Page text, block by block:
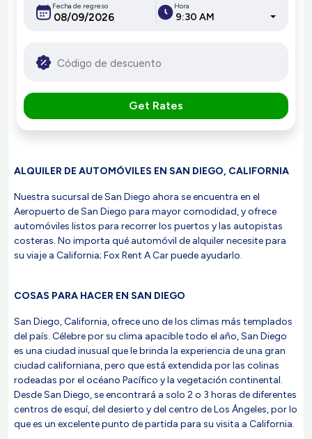
Fecha de regreso Hora
9:30 AM
Get Rates
ALQUILER DE AUTOMÓVILES EN SAN DIEGO, CALIFORNIA
Nuestra sucursal de San Diego ahora se encuentra en el
Aeropuerto de San Diego para mayor comodidad, y ofrece
automóviles listos para recorrer los puertos y las autopistas
costeras. No importa qué automóvil de alquiler necesite para
su viaje a California; Fox Rent A Car puede ayudarlo.
COSAS PARA HACER EN SAN DIEGO
San Diego, California, ofrece uno de los climas más templados
del país. Célebre por su clima apacible todo el año, San Diego
es una ciudad inusual que le brinda la experiencia de una gran
ciudad californiana, pero que está extendida por las colinas
rodeadas por el océano Pacífico y la vegetación continental.
Desde San Diego, se encontrará a solo 2 o 3 horas de diferentes
centros de esquí, del desierto y del centro de Los Ángeles, por lo
que es un excelente punto de partida para su visita a California.